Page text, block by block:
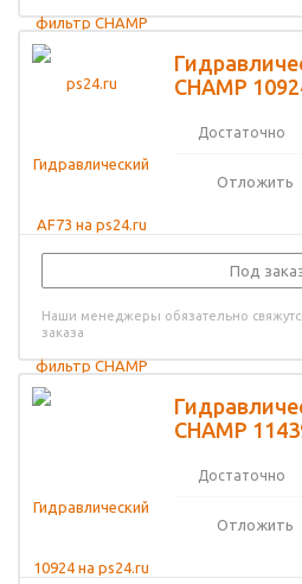
CHAMP
Достаточно
Отложить
Под
Наши менеджеры обязательно
заказа
CHAMP
Достаточно
Отложить